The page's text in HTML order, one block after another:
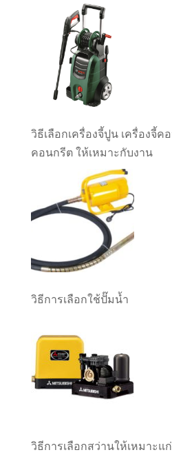
วิธีเลือกเครื่องจี้ปูน เครื่องจี้ค
คอนกรีต ให้เหมาะกับงาน
วิธีการเลือกใช้ปั๊มน้ำ
วิธีการเลือกสว่านให้เหมาะแ